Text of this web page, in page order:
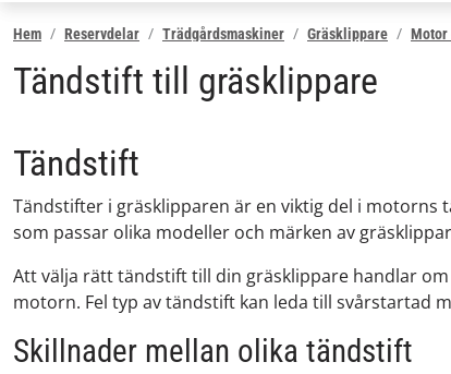
Hem Reservdelar Trädgårdsmaskiner Gräsklippare Motor
Tändstift till gräsklippare
Tändstift
Tändstifter i gräsklipparen är en viktig del i
som passar olika modeller och märken av
Att välja rätt tändstift till din gräsklippare handlar
motorn. Fel typ av tändstift kan leda till svårstartad
Skillnader mellan olika tändstift